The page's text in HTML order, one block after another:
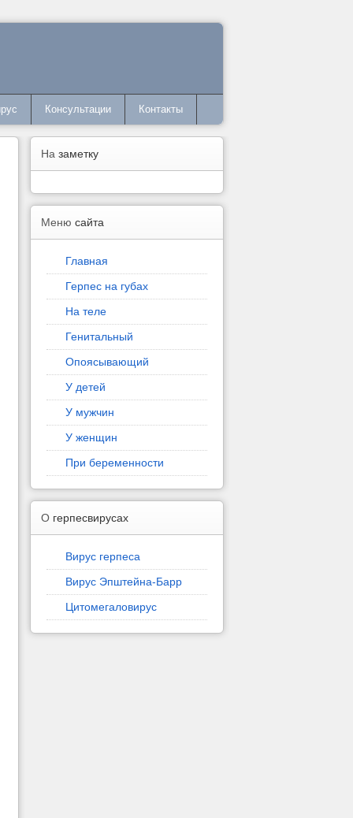
Консультации Контакты
На заметку
Меню сайта
Главная
Герпес на губах
На теле
Генитальный
Опоясывающий
У детей
У мужчин
У женщин
При беременности
О герпесвирусах
Вирус герпеса
Вирус Эпштейна-Барр
Цитомегаловирус